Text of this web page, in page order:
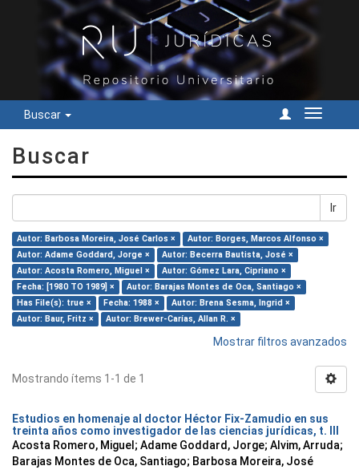
Buscar
Cambiar
Buscar
Ir
Autor: Barbosa Moreira, José Carlos ×
Autor: Borges, Marcos Alfonso ×
Autor: Adame Goddard, Jorge ×
Autor: Becerra Bautista, José ×
Autor: Acosta Romero, Miguel ×
Autor: Gómez Lara, Cipriano ×
Fecha: [1980 TO 1989] ×
Autor: Barajas Montes de Oca, Santiago ×
Has File(s): true ×
Fecha: 1988 ×
Autor: Brena Sesma, Ingrid ×
Autor: Baur, Fritz ×
Autor: Brewer-Carías, Allan R. ×
Mostrar filtros avanzados
Mostrando ítems 1-1 de 1
Estudios en homenaje al doctor Héctor Fix-Zamudio en sus
treinta años como investigador de las ciencias jurídicas, t. III
Acosta Romero, Miguel; Adame Goddard, Jorge; Alvim, Arruda;
Barajas Montes de Oca, Santiago; Barbosa Moreira, José